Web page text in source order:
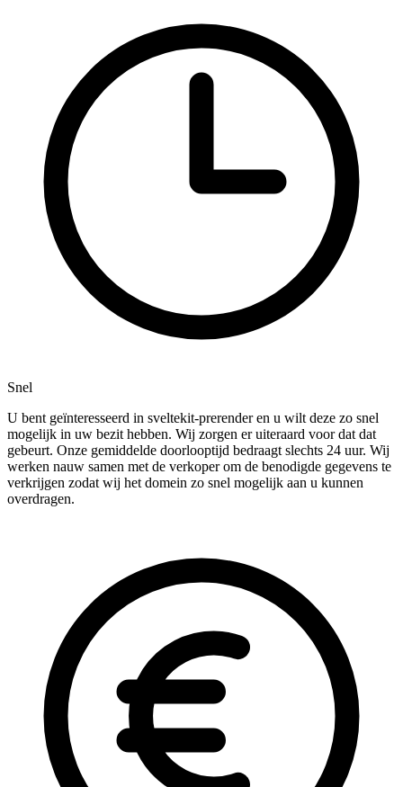
Snel
U bent geïnteresseerd in sveltekit-prerender en u wilt deze zo snel
mogelijk in uw bezit hebben. Wij zorgen er uiteraard voor dat dat
gebeurt. Onze gemiddelde doorlooptijd bedraagt slechts 24 uur. Wij
werken nauw samen met de verkoper om de benodigde gegevens te
verkrijgen zodat wij het domein zo snel mogelijk aan u kunnen
overdragen.